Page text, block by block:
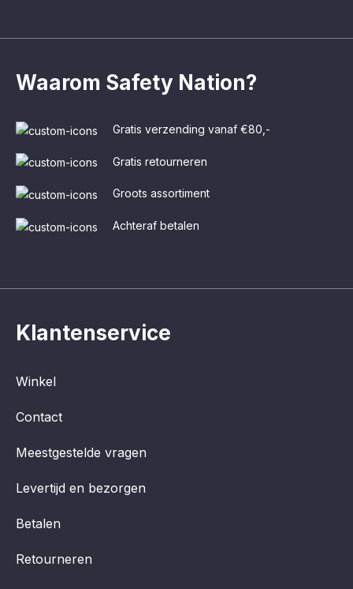
Klantenservice
Winkel
Contact
Meestgestelde vragen
Levertijd en bezorgen
Betalen
Retourneren
Waarom Safety Nation?
Gratis verzending vanaf €80,-
Gratis retourneren
Groots assortiment
Achteraf betalen